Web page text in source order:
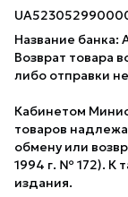
Название банка:
Возврат товара
либо отправки не
Кабинетом
товаров
обмену или
1994 г. № 172). К
издания.